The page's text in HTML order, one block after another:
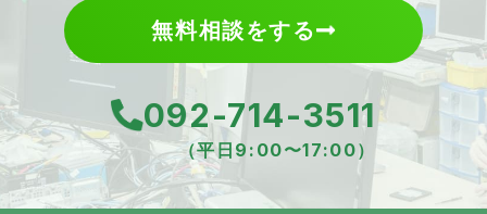
無料相談をする
092-714-3511
（平日9:00〜17:00）